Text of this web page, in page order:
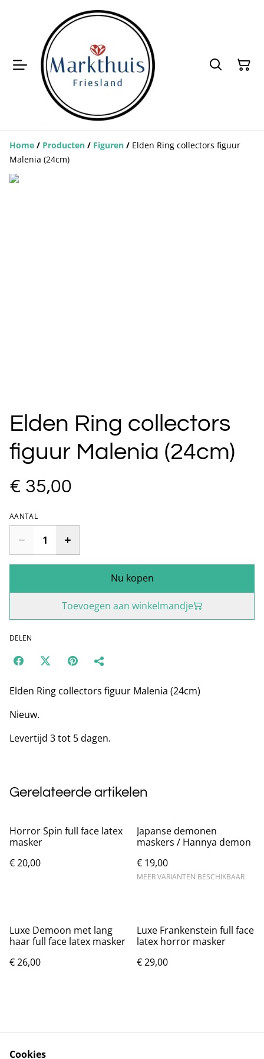
Home / Producten / Figuren / Elden Ring collectors figuur
Malenia (24cm)
Elden Ring collectors
figuur Malenia (24cm)
€ 35,00
AANTAL
Nu kopen
Toevoegen aan winkelmandje
DELEN
Elden Ring collectors figuur Malenia (24cm)
Nieuw.
Levertijd 3 tot 5 dagen.
Gerelateerde artikelen
Horror Spin full face latex
masker
€ 20,00
Japanse demonen
maskers / Hannya demon
€ 19,00
MEER VARIANTEN BESCHIKBAAR
Luxe Demoon met lang
haar full face latex masker
€ 26,00
Luxe Frankenstein full face
latex horror masker
€ 29,00
Cookies